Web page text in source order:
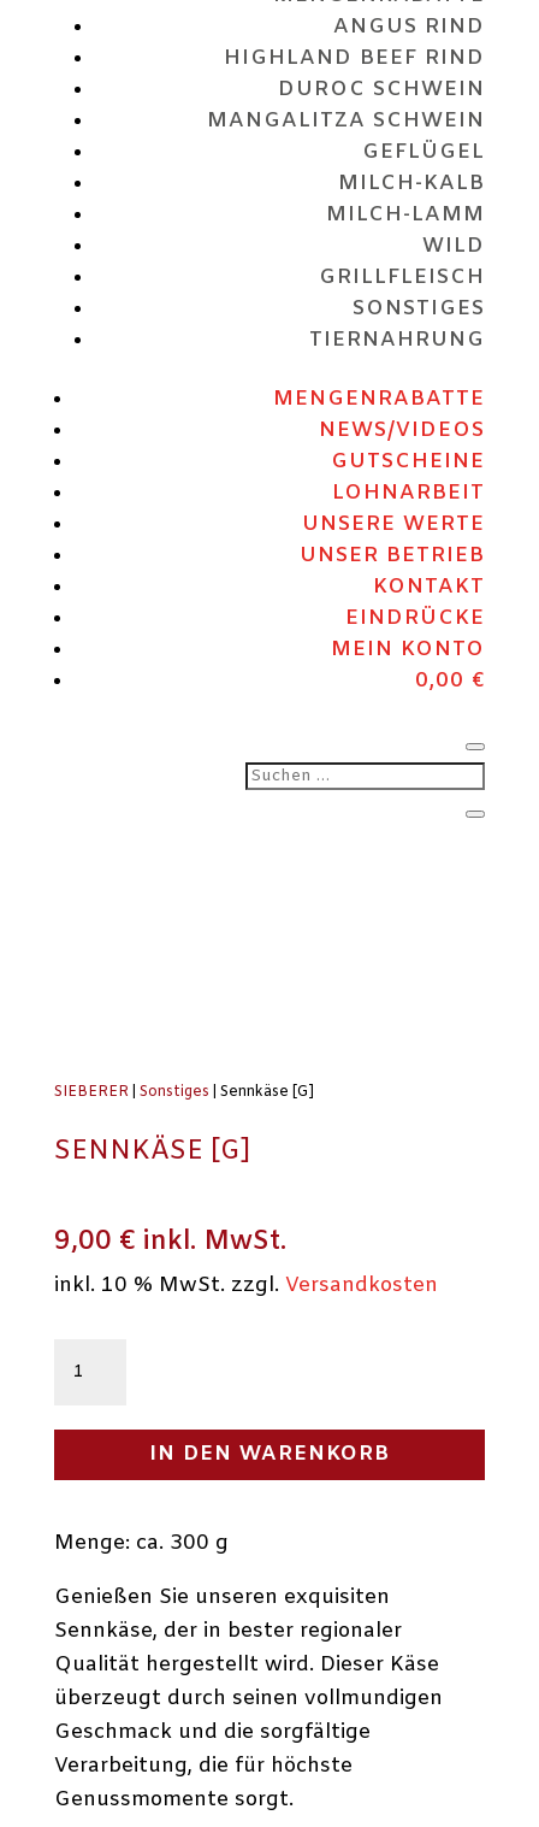
ANGUS RIND
HIGHLAND BEEF RIND
DUROC SCHWEIN
MANGALITZA SCHWEIN
GEFLÜGEL
MILCH-KALB
MILCH-LAMM
WILD
GRILLFLEISCH
SONSTIGES
TIERNAHRUNG
MENGENRABATTE
NEWS/VIDEOS
GUTSCHEINE
LOHNARBEIT
UNSERE WERTE
UNSER BETRIEB
KONTAKT
EINDRÜCKE
MEIN KONTO
0,00 €
SIEBERER Sonstiges | Sennkäse [G]
SENNKÄSE [G]
9,00 € inkl. MwSt.
inkl. 10 % MwSt. zzgl. Versandkosten
IN DEN WARENKORB
Menge: ca. 300 g
Genießen Sie unseren exquisiten
Sennkäse, der in bester regionaler
Qualität hergestellt wird. Dieser Käse
überzeugt durch seinen vollmundigen
Geschmack und die sorgfältige
Verarbeitung, die für höchste
Genussmomente sorgt.